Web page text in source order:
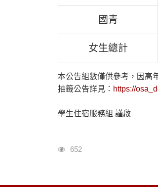
國青
女生總計
本公告組數僅供參考，因高
抽籤公告詳見： https://
學生住宿服務組 謹啟
瀏覽人次
652